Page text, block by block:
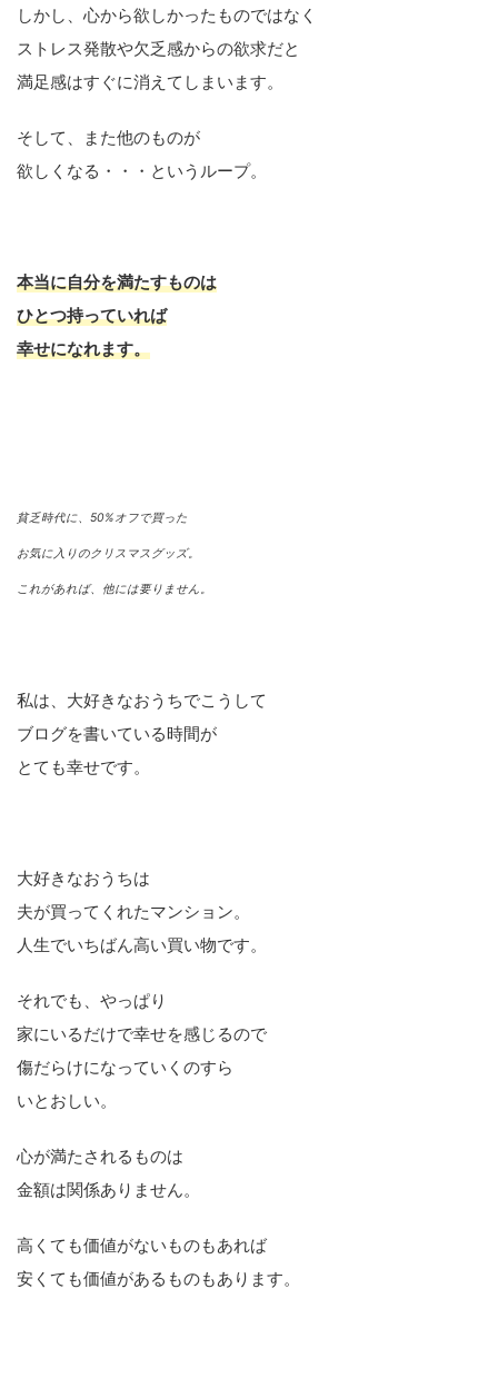
しかし、心から欲しかったものではなく
ストレス発散や欠乏感からの欲求だと
満足感はすぐに消えてしまいます。
そして、また他のものが
欲しくなる・・・というループ。
本当に自分を満たすものは
ひとつ持っていれば
幸せになれます。
貧乏時代に、50%オフで買った
お気に入りのクリスマスグッズ。
これがあれば、他には要りません。
私は、大好きなおうちでこうして
ブログを書いている時間が
とても幸せです。
大好きなおうちは
夫が買ってくれたマンション。
人生でいちばん高い買い物です。
それでも、やっぱり
家にいるだけで幸せを感じるので
傷だらけになっていくのすら
いとおしい。
心が満たされるものは
金額は関係ありません。
高くても価値がないものもあれば
安くても価値があるものもあります。